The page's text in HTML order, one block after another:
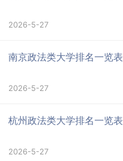
2026-5-27
南京政法类大学排名一览表
2026-5-27
杭州政法类大学排名一览表
2026-5-27